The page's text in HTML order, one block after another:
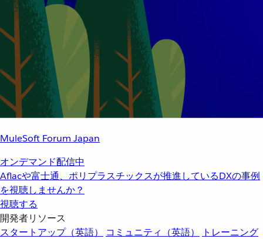
MuleSoft Forum Japan
オンデマンド配信中
Aflacや富士通、ポリプラスチックスが推進しているDXの事例
を視聴しませんか？
視聴する
開発者リソース
スタートアップ（英語）
コミュニティ（英語）
トレーニング